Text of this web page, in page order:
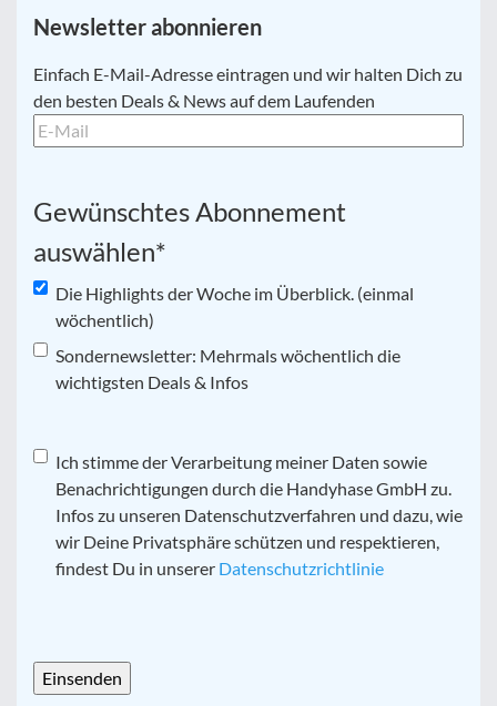
Newsletter abonnieren
E-
Mail *
Einfach E-Mail-Adresse eintragen und wir halten Dich zu
den besten Deals & News auf dem Laufenden
Gewünschtes Abonnement
auswählen*
Die Highlights der Woche im Überblick. (einmal
wöchentlich)
Sondernewsletter: Mehrmals wöchentlich die
wichtigsten Deals & Infos
Datenschutz*
Ich stimme der Verarbeitung meiner Daten sowie
Benachrichtigungen durch die Handyhase GmbH zu.
Infos zu unseren Datenschutzverfahren und dazu, wie
wir Deine Privatsphäre schützen und respektieren,
findest Du in unserer Datenschutzrichtlinie